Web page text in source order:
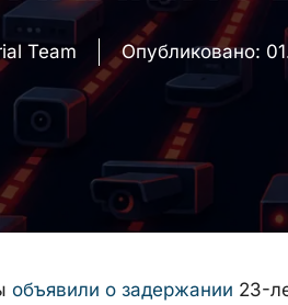
Team Опубликовано:
объявили о задержании 23-